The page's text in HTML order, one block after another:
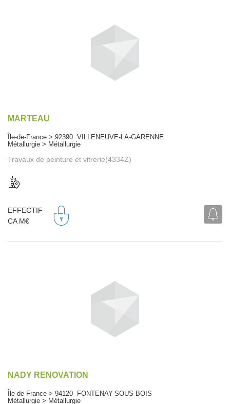
MARTEAU
Île-de-France > 92390 VILLENEUVE-LA-GARENNE
Métallurgie > Métallurgie
Travaux de peinture et vitrerie(4334Z)
EFFECTIF
CA M€
NADY RENOVATION
Île-de-France > 94120 FONTENAY-SOUS-BOIS
Métallurgie > Métallurgie